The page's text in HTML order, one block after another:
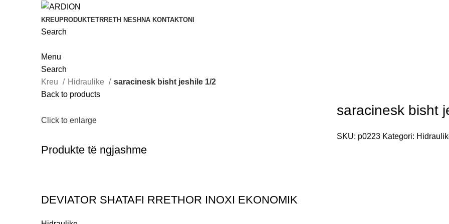
KREUPRODUKTETRRETH NESH NA KONTAKTONI
Search
Menu
Search
Kreu
Hidraulike
saracinesk bisht jeshile 1/2
Back to products
Click to enlarge
saracinesk bisht
SKU: p0223 Kategori:
Produkte të ngjashme
DEVIATOR SHATAFI RRETHOR INOXI EKONOMIK